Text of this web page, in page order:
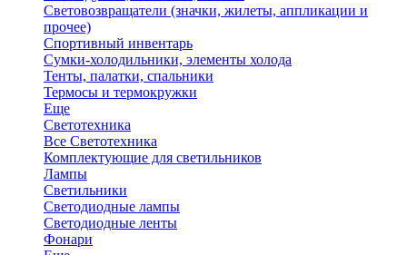
Световозвращатели (значки, жилеты, аппликации и
прочее)
Спортивный инвентарь
Сумки-холодильники, элементы холода
Тенты, палатки, спальники
Термосы и термокружки
Еще
Светотехника
Все Светотехника
Комплектующие для светильников
Лампы
Светильники
Светодиодные лампы
Светодиодные ленты
Фонари